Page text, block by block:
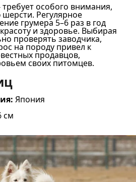
особого внимания,
Регулярное
грумера 5–6 раз в год
и здоровье. Выбирая
проверять заводчика,
на породу привел к
продавцов,
своих питомцев.
Япония
см